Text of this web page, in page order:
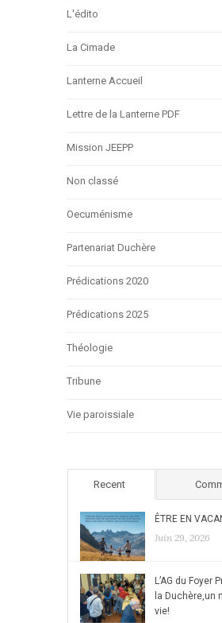
L'édito
La Cimade
Lanterne Accueil
Lettre de la Lanterne PDF
Mission JEEPP
Non classé
Oecuménisme
Partenariat Duchère
Prédications 2020
Prédications 2025
Théologie
Tribune
Vie paroissiale
Recent
ÊTRE EN
Juin 29, 2026
L’AG du Foyer
la Duchère,un
vie!